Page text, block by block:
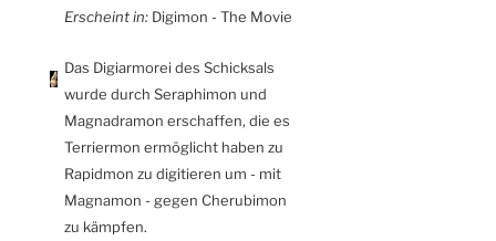
Erscheint in:Digimon - The Movie
Das Digiarmorei des Schicksals
wurde durch Seraphimon und
Magnadramon erschaffen, die es
Terriermon ermöglicht haben zu
Rapidmon zu digitieren um - mit
Magnamon - gegen Cherubimon
zu kämpfen.